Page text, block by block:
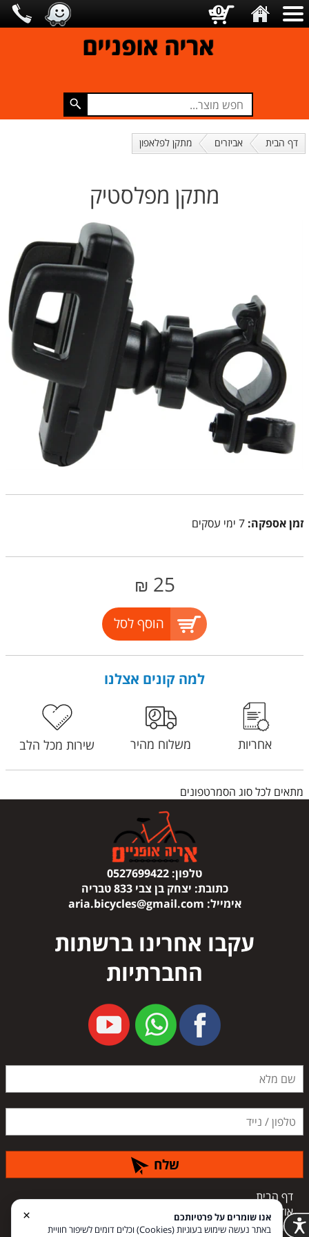
אריה אופניים
דף הבית אביזרים מתקן לפלאפון
מתקן מפלסטיק
זמן אספקה: 7 ימי עסקים
25
₪
הוסף לסל
למה קונים אצלנו
אחריות משלוח מהיר שירות מכל הלב
מתאים לכל סוג הסמרטפונים
טלפון: 0527699422
כתובת: יצחק בן צבי 833 טבריה
אימייל: aria.bicycles@gmail.com
עקבו אחרינו ברשתות
החברתיות
שלח
דף הבית
אודות
צור קשר
0
×
אנו שומרים על פרטיותכם
באתר נעשה שימוש בעוגיות (Cookies) וכלים דומים לשיפור חוויית